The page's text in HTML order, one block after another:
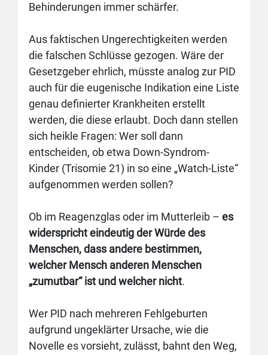
Behinderungen immer schärfer.
Aus faktischen Ungerechtigkeiten werden
die falschen Schlüsse gezogen. Wäre der
Gesetzgeber ehrlich, müsste analog zur PID
auch für die eugenische Indikation eine Liste
genau definierter Krankheiten erstellt
werden, die diese erlaubt. Doch dann stellen
sich heikle Fragen: Wer soll dann
entscheiden, ob etwa Down-Syndrom-
Kinder (Trisomie 21) in so eine „Watch-Liste“
aufgenommen werden sollen?
Ob im Reagenzglas oder im Mutterleib – es
widerspricht eindeutig der Würde des
Menschen, dass andere bestimmen,
welcher Mensch anderen Menschen
„zumutbar“ ist und welcher nicht.
Wer PID nach mehreren Fehlgeburten
aufgrund ungeklärter Ursache, wie die
Novelle es vorsieht, zulässt, bahnt den Weg,